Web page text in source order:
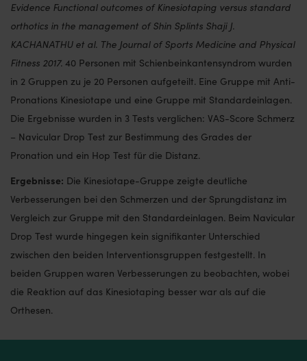
Evidence Functional outcomes of Kinesiotaping versus standard
orthotics in the management of Shin Splints Shaji J.
KACHANATHU et al. The Journal of Sports Medicine and Physical
Fitness 2017. 40 Personen mit Schienbeinkantensyndrom wurden
in 2 Gruppen zu je 20 Personen aufgeteilt. Eine Gruppe mit Anti-
Pronations Kinesiotape und eine Gruppe mit Standardeinlagen.
Die Ergebnisse wurden in 3 Tests verglichen: VAS-Score Schmerz
– Navicular Drop Test zur Bestimmung des Grades der
Pronation und ein Hop Test für die Distanz.
Ergebnisse: Die Kinesiotape-Gruppe zeigte deutliche
Verbesserungen bei den Schmerzen und der Sprungdistanz im
Vergleich zur Gruppe mit den Standardeinlagen. Beim Navicular
Drop Test wurde hingegen kein signifikanter Unterschied
zwischen den beiden Interventionsgruppen festgestellt. In
beiden Gruppen waren Verbesserungen zu beobachten, wobei
die Reaktion auf das Kinesiotaping besser war als auf die
Orthesen.